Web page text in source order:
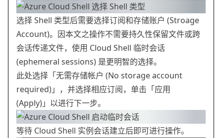
选择 Shell 类型后需要选择订阅和存储账户 (Stroage
Account)。因本文之操作不需要持久性保留文件或跨
会话传递文件，使用 Cloud Shell 临时会话
(ephemeral sessions) 是更明智的选择。
此处选择「无需存储帐户 (No storage account
required)」，并选择相应订阅，单击「应用
(Apply)」以进行下一步。
等待 Cloud Shell 实例会话建立后即可进行操作。